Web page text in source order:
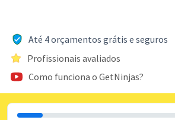
Até 4 orçamentos grátis e seguros
Profissionais avaliados
Como funciona o GetNinjas?